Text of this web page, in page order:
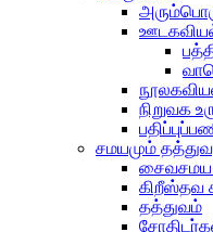
நிறுவக
சமயமும்
சைவசமய
கிறீஸ்தவ
தத்துவம்